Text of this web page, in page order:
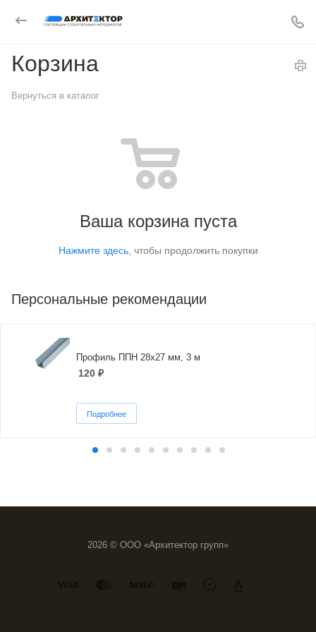
Корзина
Вернуться в каталог
Ваша корзина пуста
Нажмите здесь, чтобы продолжить покупки
Персональные рекомендации
Профиль ППН 28х27 мм, 3 м
120₽
Подробнее
2026 © ООО «Архитектор групп»